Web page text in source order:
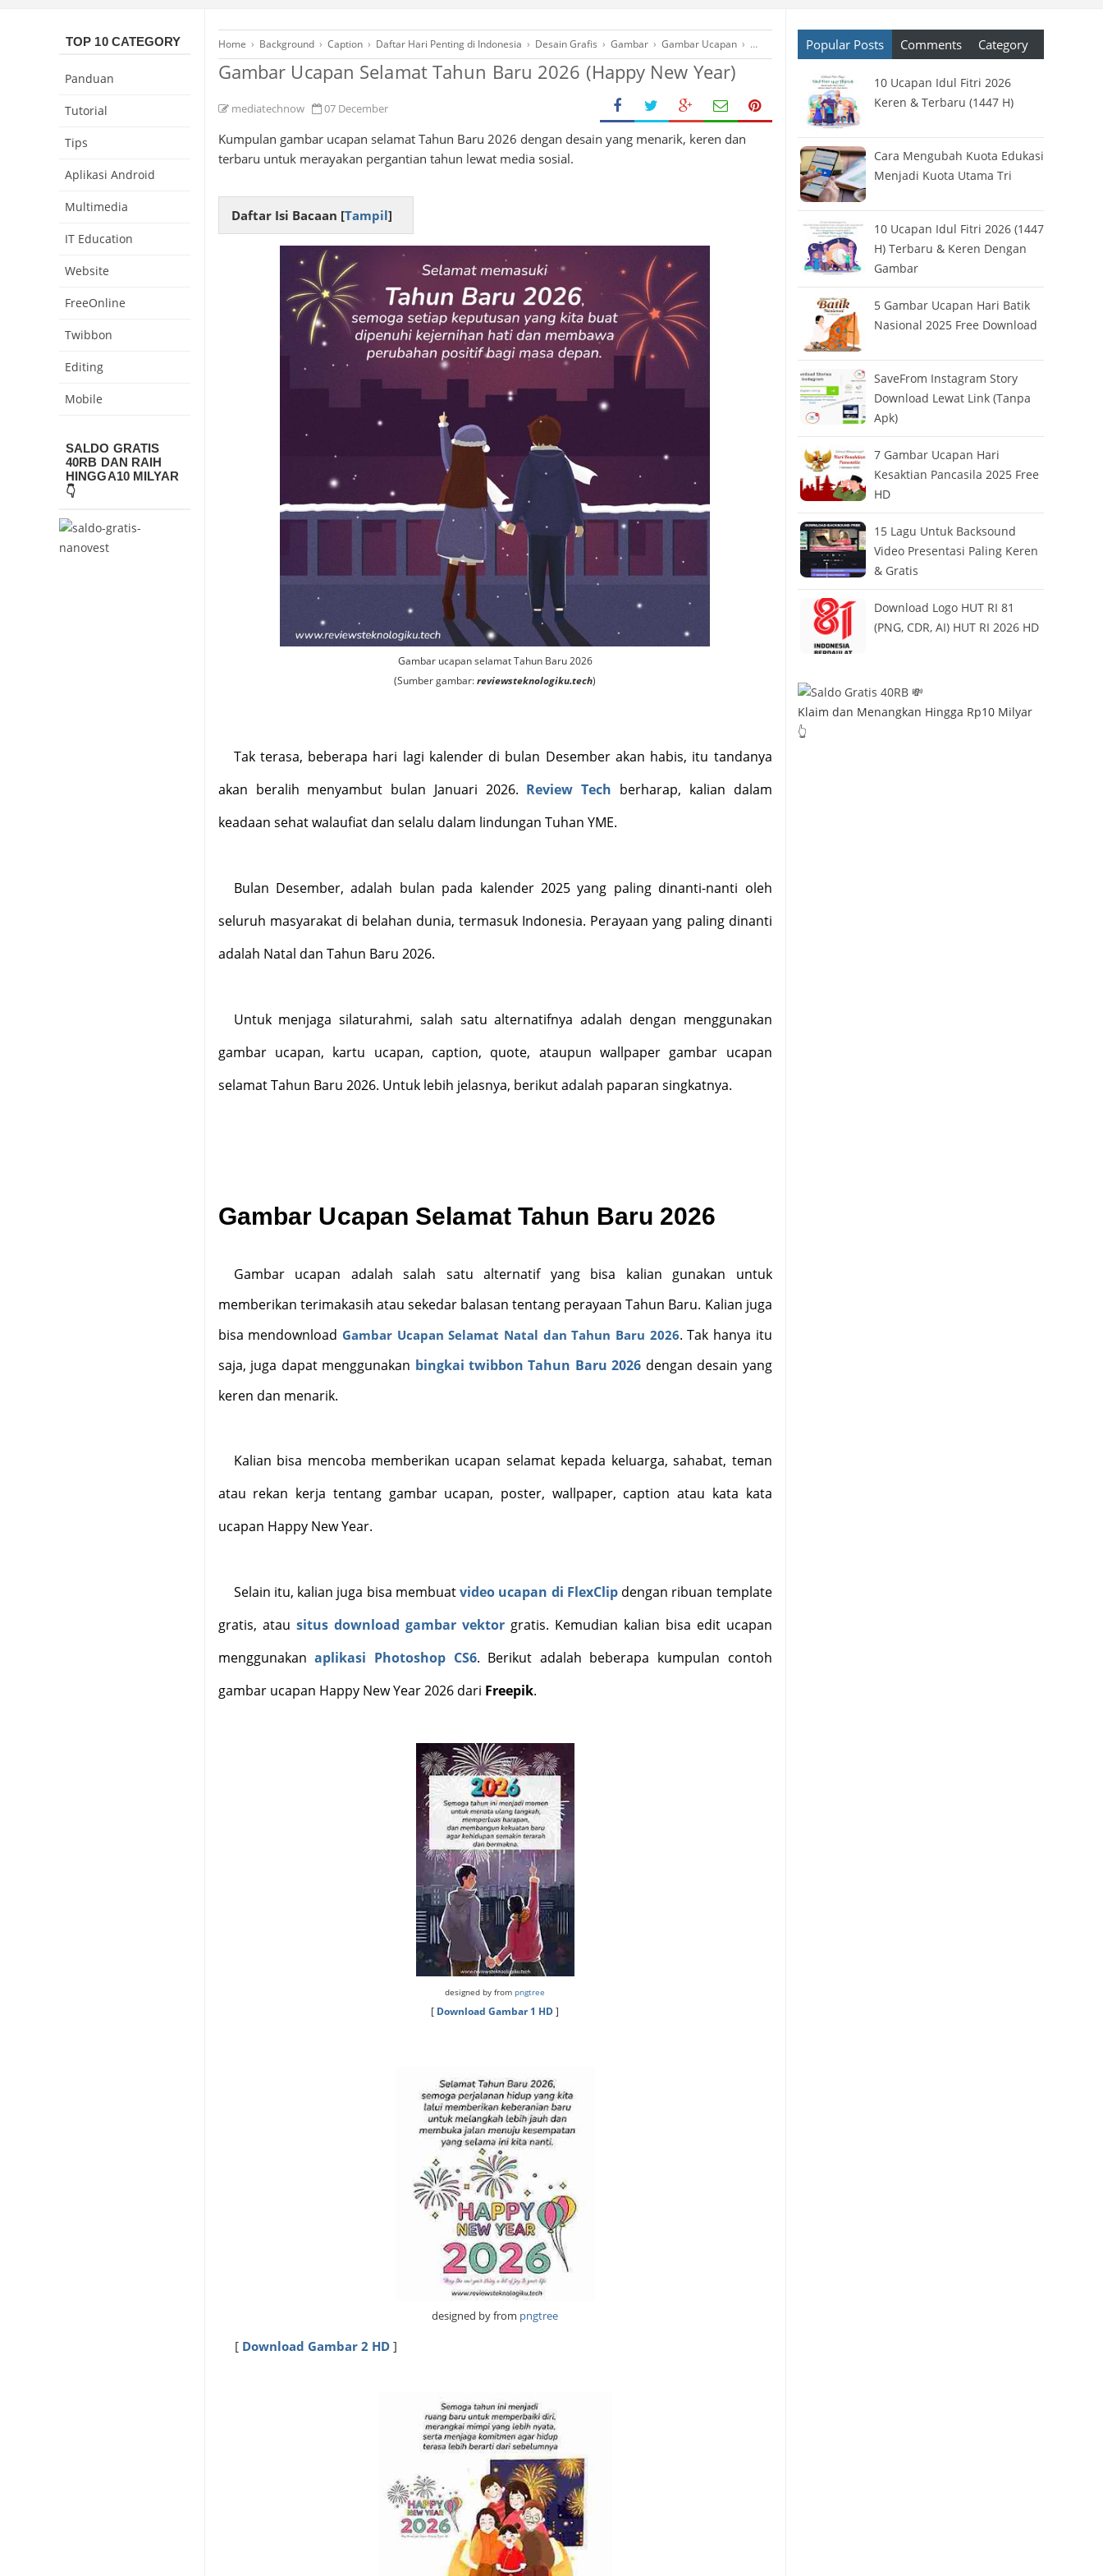
Home › Background › Caption › Daftar Hari Penting di Indonesia › Desain Grafis › Gambar › Gambar Ucapan › Kartu Ucapan›Kartun›Kata Bijak›Kata Ucapan›Natal dan Tahun Baru
Gambar Ucapan Selamat Tahun Baru 2026 (Happy New Year)
mediatechnow 07 December
Kumpulan gambar ucapan selamat Tahun Baru 2026 dengan desain yang menarik, keren dan
terbaru untuk merayakan pergantian tahun lewat media sosial.
Daftar Isi Bacaan [Tampil]
Gambar ucapan selamat Tahun Baru 2026
(Sumber gambar:reviewsteknologiku.tech)
Tak terasa, beberapa hari lagi kalender di bulan Desember akan habis, itu tandanya
akan beralih menyambut bulan Januari 2026. Review Tech berharap, kalian dalam
keadaan sehat walaufiat dan selalu dalam lindungan Tuhan YME.
Bulan Desember, adalah bulan pada kalender 2025 yang paling dinanti-nanti oleh
seluruh masyarakat di belahan dunia, termasuk Indonesia. Perayaan yang paling dinanti
adalah Natal dan Tahun Baru 2026.
Untuk menjaga silaturahmi, salah satu alternatifnya adalah dengan menggunakan
gambar ucapan, kartu ucapan, caption, quote, ataupun wallpaper gambar ucapan
selamat Tahun Baru 2026. Untuk lebih jelasnya, berikut adalah paparan singkatnya.
Gambar Ucapan Selamat Tahun Baru 2026
Gambar ucapan adalah salah satu alternatif yang bisa kalian gunakan untuk
memberikan terimakasih atau sekedar balasan tentang perayaan Tahun Baru. Kalian juga
bisa mendownload Gambar Ucapan Selamat Natal dan Tahun Baru 2026. Tak hanya itu
saja, juga dapat menggunakan bingkai twibbon Tahun Baru 2026 dengan desain yang
keren dan menarik.
Kalian bisa mencoba memberikan ucapan selamat kepada keluarga, sahabat, teman
atau rekan kerja tentang gambar ucapan, poster, wallpaper, caption atau kata kata
ucapan Happy New Year.
Selain itu, kalian juga bisa membuatvideo ucapan di FlexClipdengan ribuan template
gratis, atau situs download gambar vektorgratis. Kemudian kalian bisa edit ucapan
menggunakanaplikasi Photoshop CS6. Berikut adalah beberapa kumpulan contoh
gambar ucapan Happy New Year 2026 dari Freepik.
designed by frompngtree
[ Download Gambar 1 HD]
designed by from pngtree
[ Download Gambar 2 HD]
TOP 10 CATEGORY
Panduan
Tutorial
Tips
Aplikasi Android
Multimedia
IT Education
Website
FreeOnline
Twibbon
Editing
Mobile
SALDO GRATIS
40RB DAN RAIH
HINGGA10 MILYAR
👇
Popular Posts Comments Category
10 Ucapan Idul Fitri 2026
Keren & Terbaru (1447 H)
Cara Mengubah Kuota Edukasi
Menjadi Kuota Utama Tri
10 Ucapan Idul Fitri 2026 (1447
H) Terbaru & Keren Dengan
Gambar
5 Gambar Ucapan Hari Batik
Nasional 2025 Free Download
SaveFrom Instagram Story
Download Lewat Link (Tanpa
Apk)
7 Gambar Ucapan Hari
Kesaktian Pancasila 2025 Free
HD
15 Lagu Untuk Backsound
Video Presentasi Paling Keren
& Gratis
Download Logo HUT RI 81
(PNG, CDR, AI) HUT RI 2026 HD
Klaim dan Menangkan Hingga Rp10 Milyar
👆